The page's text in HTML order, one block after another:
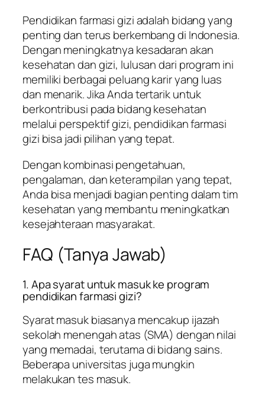
Pendidikan farmasi gizi adalah bidang yang
penting dan terus berkembang di Indonesia.
Dengan meningkatnya kesadaran akan
kesehatan dan gizi, lulusan dari program ini
memiliki berbagai peluang karir yang luas
dan menarik. Jika Anda tertarik untuk
berkontribusi pada bidang kesehatan
melalui perspektif gizi, pendidikan farmasi
gizi bisa jadi pilihan yang tepat.
Dengan kombinasi pengetahuan,
pengalaman, dan keterampilan yang tepat,
Anda bisa menjadi bagian penting dalam tim
kesehatan yang membantu meningkatkan
kesejahteraan masyarakat.
FAQ (Tanya Jawab)
1. Apa syarat untuk masuk ke program
pendidikan farmasi gizi?
Syarat masuk biasanya mencakup ijazah
sekolah menengah atas (SMA) dengan nilai
yang memadai, terutama di bidang sains.
Beberapa universitas juga mungkin
melakukan tes masuk.